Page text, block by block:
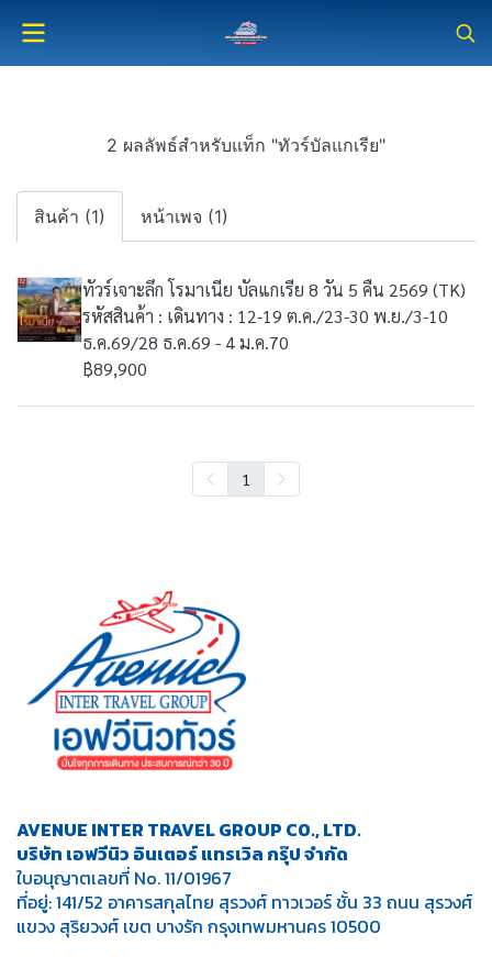
2 ผลลัพธ์สำหรับแท็ก "ทัวร์บัลแกเรีย"
สินค้า (1) หน้าเพจ (1)
ทัวร์เจาะลึก โรมาเนีย บัลแกเรีย 8 วัน 5 คืน 2569 (TK)
รหัสสินค้า : เดินทาง : 12-19 ต.ค./23-30 พ.ย./3-10
ธ.ค.69/28 ธ.ค.69 - 4 ม.ค.70
฿89,900
1
AVENUE INTER TRAVEL GROUP CO., LTD.
บริษัท เอฟวีนิว อินเตอร์ แทรเวิล กรุ๊ป จำกัด
ใบอนุญาตเลขที่ No. 11/01967
ที่อยู่: 141/52 อาคารสกุลไทย สุรวงศ์ ทาวเวอร์ ชั้น 33 ถนน สุรวงศ์
แขวง สุริยวงศ์ เขต บางรัก กรุงเทพมหานคร 10500